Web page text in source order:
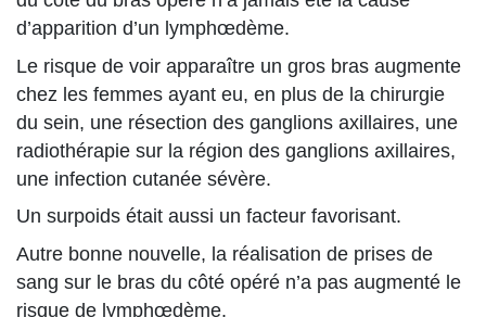
d’apparition d’un lymphœdème.
Le risque de voir apparaître un gros bras augmente
chez les femmes ayant eu, en plus de la chirurgie
du sein, une résection des ganglions axillaires, une
radiothérapie sur la région des ganglions axillaires,
une infection cutanée sévère.
Un surpoids était aussi un facteur favorisant.
Autre bonne nouvelle, la réalisation de prises de
sang sur le bras du côté opéré n’a pas augmenté le
risque de lymphœdème.